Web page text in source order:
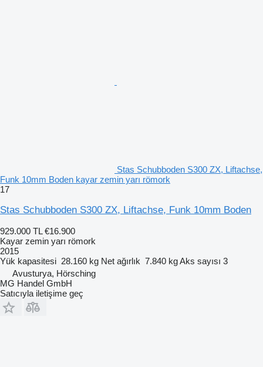
Stas Schubboden S300 ZX, Liftachse,
Funk 10mm Boden kayar zemin yarı römork
17
Stas Schubboden S300 ZX, Liftachse, Funk 10mm Boden
929.000 TL €16.900
Kayar zemin yarı römork
2015
Yük kapasitesi 28.160 kg Net ağırlık 7.840 kgAks sayısı 3
Avusturya, Hörsching
MG Handel GmbH
Satıcıyla iletişime geç